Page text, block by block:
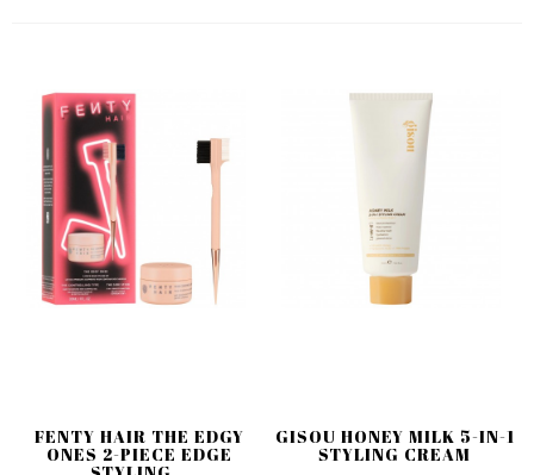
FENTY HAIR THE EDGY
ONES 2-PIECE EDGE
GISOU HONEY MILK 5-IN-1
STYLING CREAM